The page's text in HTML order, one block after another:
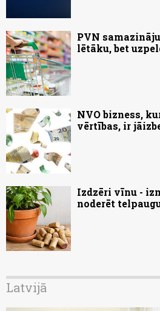
PVN
lētāku, bet
NVO bizness,
vērtības, ir
Izdzēri vīnu -
noderēt
Latvijā